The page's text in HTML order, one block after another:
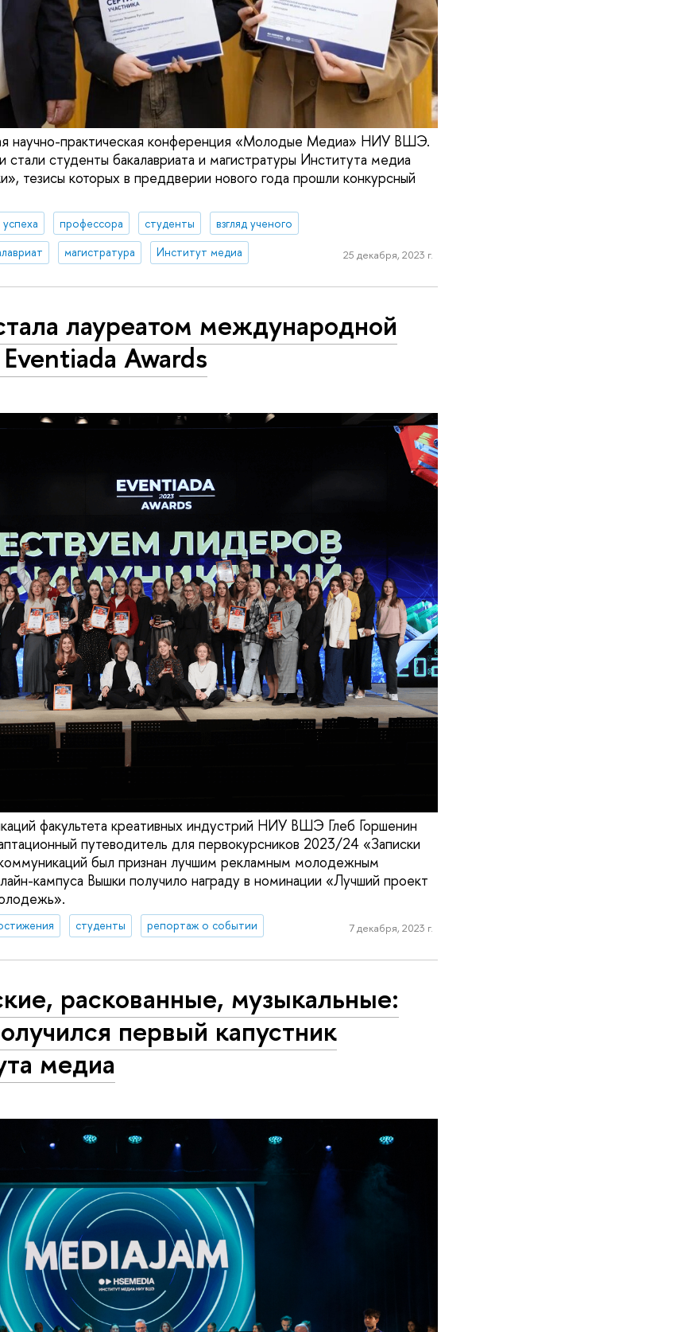
научно-практическая конференция «Молодые Медиа» НИУ ВШЭ.
стали студенты бакалавриата и магистратуры Института медиа
тезисы которых в преддверии нового года прошли конкурсный
профессора студенты
взгляд ученого
магистратура Институт медиа 25 декабря, 2023 г.
лауреатом международной
Awards
факультета креативных индустрий НИУ ВШЭ Глеб Горшенин
путеводитель для первокурсников 2023/24 «Записки
был признан лучшим рекламным молодежным
кампуса Вышки получило награду в номинации «Лучший проект
студенты репортаж о событии 7 декабря, 2023 г.
раскованные, музыкальные:
первый капустник
медиа